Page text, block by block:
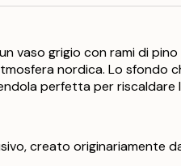
vaso grigio con rami di pino
nordica. Lo sfondo
perfetta per riscaldare
creato originariamente